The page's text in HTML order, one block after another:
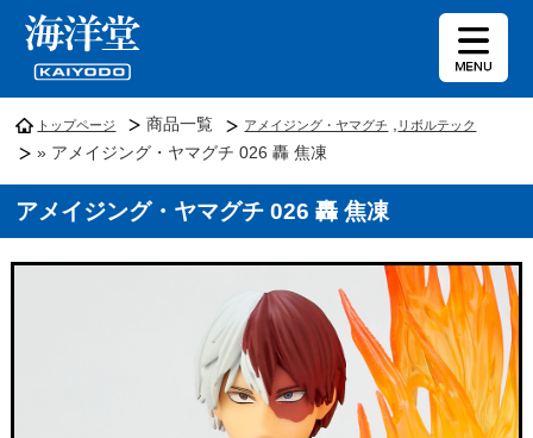
トップページ 商品一覧 アメイジング・ヤマグチ リボルテック
» アメイジング・ヤマグチ 026 轟 焦凍
アメイジング・ヤマグチ 026 轟 焦凍